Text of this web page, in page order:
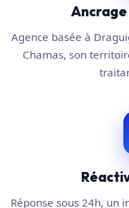
Ancrage
Agence basée à
Chamas, son
Réponse sous 24h, un